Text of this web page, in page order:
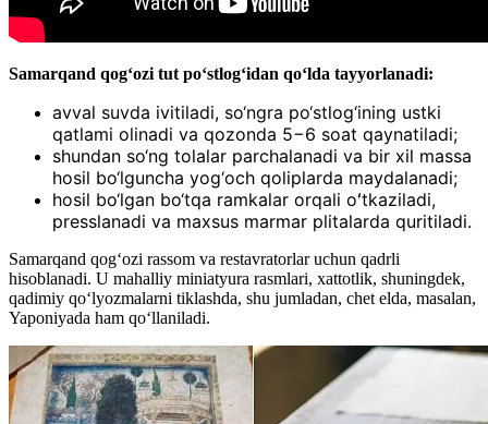
Samarqand qogʻozi tut poʻstlogʻidan qoʻlda tayyorlanadi:
avval suvda ivitiladi, so‘ngra po‘stlog‘ining ustki
qatlami olinadi va qozonda 5−6 soat qaynatiladi;
shundan so‘ng tolalar parchalanadi va bir xil massa
hosil bo‘lguncha yog‘och qoliplarda maydalanadi;
hosil bo‘lgan bo‘tqa ramkalar orqali oʻtkaziladi,
presslanadi va maxsus marmar plitalarda quritiladi.
Samarqand qog‘ozi rassom va restavratorlar uchun qadrli
hisoblanadi. U mahalliy miniatyura rasmlari, xattotlik, shuningdek,
qadimiy qoʻlyozmalarni tiklashda, shu jumladan, chet elda, masalan,
Yaponiyada ham qoʻllaniladi.